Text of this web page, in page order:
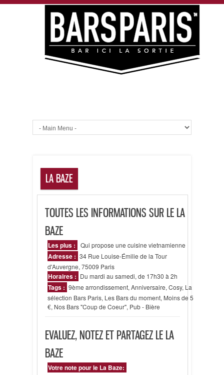
LA BAZE
TOUTES LES INFORMATIONS SUR LE LA
BAZE
Les plus : Qui propose une cuisine vietnamienne
Adresse : 34 Rue Louise-Émilie de la Tour
d'Auvergne, 75009 Paris
Horaires : Du mardi au samedi, de 17h30 à 2h
Tags : 9ème arrondissement, Anniversaire, Cosy, La
sélection Bars Paris, Les Bars du moment, Moins de 5
€, Nos Bars "Coup de Coeur", Pub - Bière
EVALUEZ, NOTEZ ET PARTAGEZ LE LA
BAZE
Votre note pour le La Baze: